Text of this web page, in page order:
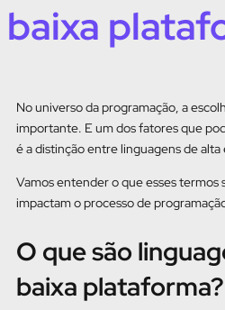
baixa
No universo da programação, a
importante. E um dos fatores que
é a distinção entre linguagens de alta
Vamos entender o que esses termos
impactam o processo de
O que são
baixa plataforma?